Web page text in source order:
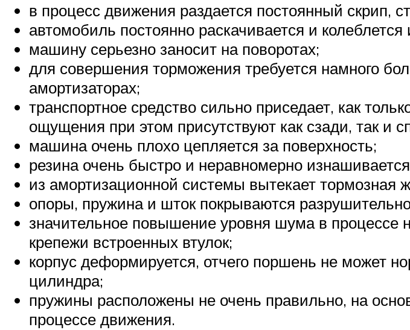
в процесс движения раздается постоянный скрип,
автомобиль постоянно раскачивается и
машину серьезно заносит на поворотах;
для совершения торможения требуется намного
амортизаторах;
транспортное средство сильно приседает, как
ощущения при этом присутствуют как сзади, так и
машина очень плохо цепляется за поверхность;
резина очень быстро и неравномерно
из амортизационной системы вытекает тормозная
опоры, пружина и шток покрываются
значительное повышение уровня шума в процессе
крепежи встроенных втулок;
корпус деформируется, отчего поршень не может
цилиндра;
пружины расположены не очень правильно, на
процессе движения.